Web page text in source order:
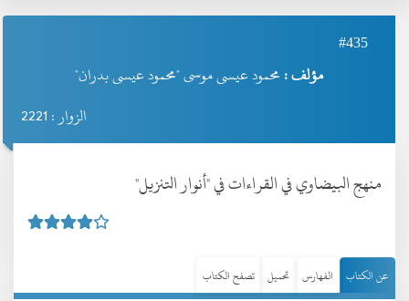
#435
مؤلف : محمود عيسى موسى "محمود عيسى بدران"
الزوار : 2221
منهج البيضاوي في القراءات في "أنوار التنزيل"
عن الكتاب الفهارس تحميل تصفح الكتاب